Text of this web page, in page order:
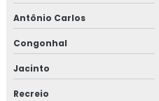
Antônio Carlos
Congonhal
Jacinto
Recreio